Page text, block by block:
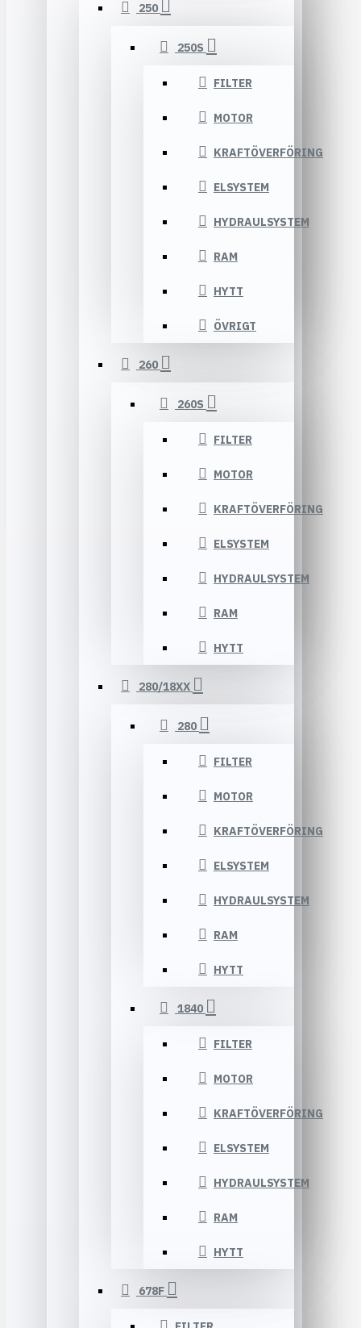
250
250S
FILTER
MOTOR
KRAFTÖVERFÖRING
ELSYSTEM
HYDRAULSYSTEM
RAM
HYTT
ÖVRIGT
260
260S
FILTER
MOTOR
KRAFTÖVERFÖRING
ELSYSTEM
HYDRAULSYSTEM
RAM
HYTT
280/18XX
280
FILTER
MOTOR
KRAFTÖVERFÖRING
ELSYSTEM
HYDRAULSYSTEM
RAM
HYTT
1840
FILTER
MOTOR
KRAFTÖVERFÖRING
ELSYSTEM
HYDRAULSYSTEM
RAM
HYTT
678F